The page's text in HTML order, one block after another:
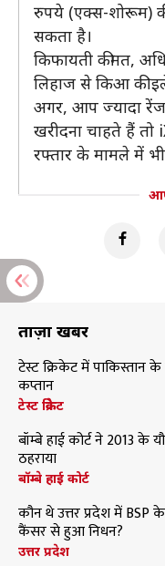
रुपये (एक्स-शोरूम)
सकता है।
किफायती कीमत,
लिहाज से किआ की
अगर, आप ज्यादा
खरीदना चाहते हैं तो
रफ्तार के मामले में
ताज़ा खबरें
टेस्ट क्रिकेट में पाकिस्तान
कप्तान
टेस्ट क्रिकेट
बॉम्बे हाई कोर्ट ने 2013 के
ठहराया
बॉम्बे हाई कोर्ट
कौन थे उत्तर प्रदेश में
कैंसर से हुआ निधन?
उत्तर प्रदेश